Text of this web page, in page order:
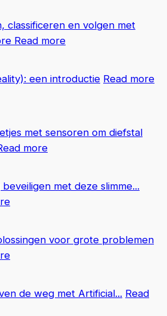
classificeren en volgen met
Read more
een introductie Read more
met sensoren om diefstal
more
met deze slimme...
voor grote problemen
de weg met Artificial... Read